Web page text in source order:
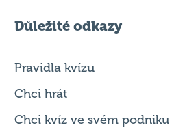
Důležité odkazy
Pravidla kvízu
Chci hrát
Chci kvíz ve svém podniku